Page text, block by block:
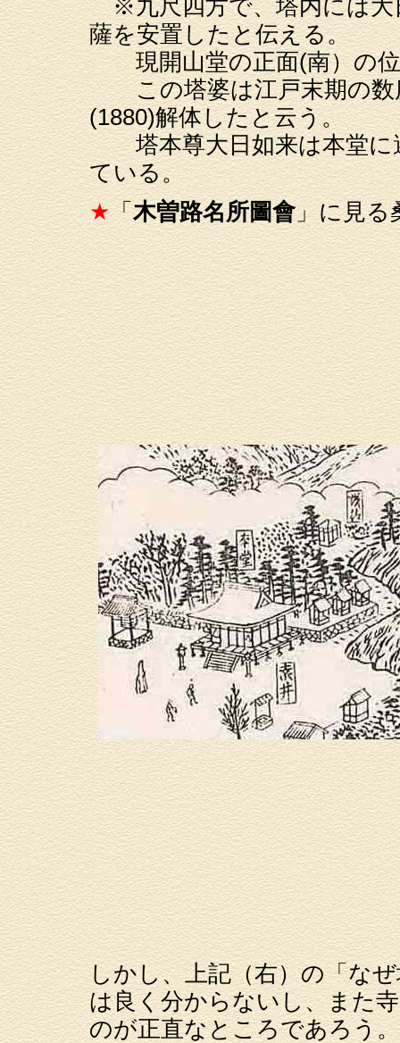
※九尺四方で、塔内には大
薩を安置したと伝える。
現開山堂の正面(南）の位
この塔婆は江戸末期の数
(1880)解体したと云う。
塔本尊大日如来は本堂に
ている。
★「木曽路名所圖會」に見る
しかし、上記（右）の「な
は良く分からないし、また
のが正直なところであろう。